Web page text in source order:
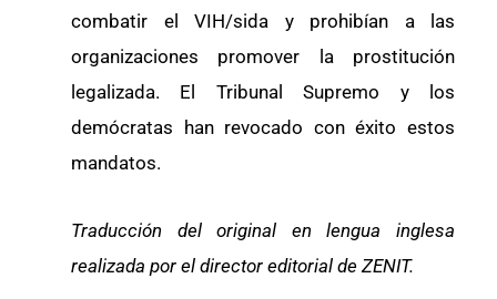
combatir el VIH/sida y prohibían a las
organizaciones promover la prostitución
legalizada. El Tribunal Supremo y los
demócratas han revocado con éxito estos
mandatos.
Traducción del original en lengua inglesa
realizada por el director editorial de ZENIT.